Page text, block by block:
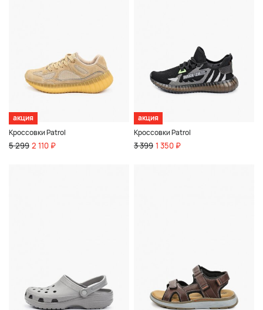
акция
Кроссовки Patrol
5 299 2 110 ₽
акция
Кроссовки Patrol
3 399 1 350 ₽